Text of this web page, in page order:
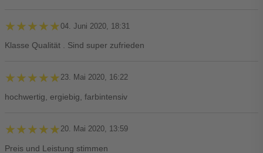
★★★★★
★★★★★04. Juni 2020, 18:31
Klasse Qualität . Sind super zufrieden
★★★★★
★★★★★ 23. Mai 2020, 16:22
hochwertig, ergiebig, farbintensiv
★★★★★
★★★★★ 20. Mai 2020, 13:59
Preis und Leistung stimmen